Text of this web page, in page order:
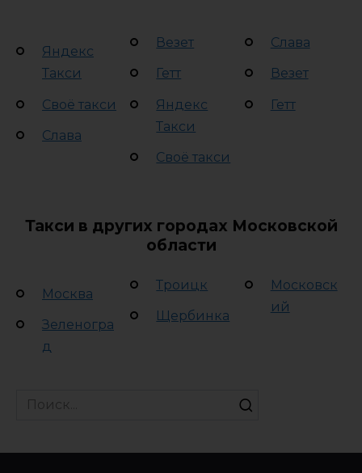
Яндекс
Такси
Своё такси
Слава
Везет
Гетт
Яндекс
Такси
Своё такси
Слава
Везет
Гетт
Такси в других городах Московской
области
Москва
Зеленогра
д
Троицк
Щербинка
Московск
ий
Search